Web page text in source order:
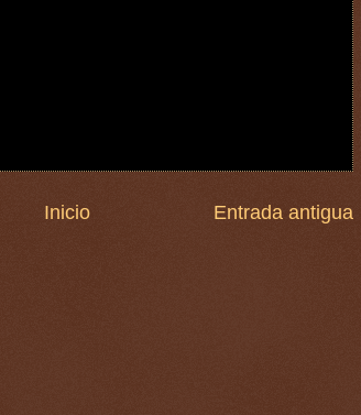
Entrada antigua
Inicio